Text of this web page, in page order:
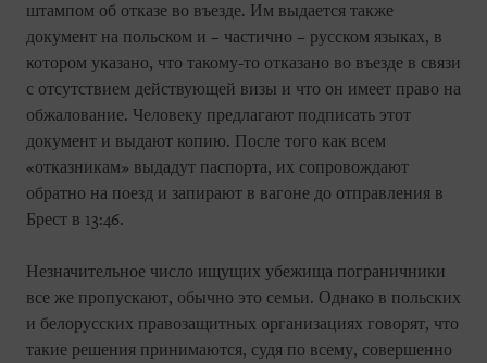
штампом об отказе во въезде. Им выдается также
документ на польском и – частично – русском языках, в
котором указано, что такому-то отказано во въезде в связи
с отсутствием действующей визы и что он имеет право на
обжалование. Человеку предлагают подписать этот
документ и выдают копию. После того как всем
«отказникам» выдадут паспорта, их сопровождают
обратно на поезд и запирают в вагоне до отправления в
Брест в 13:46.
Незначительное число ищущих убежища пограничники
все же пропускают, обычно это семьи. Однако в польских
и белорусских правозащитных организациях говорят, что
такие решения принимаются, судя по всему, совершенно